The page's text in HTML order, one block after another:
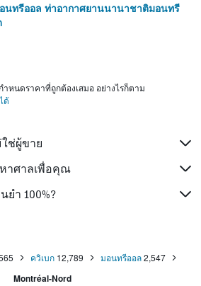
นทรีออล ท่าอากาศยานนานาชาติมอนทรี
ำหนดราคาที่ถูกต้องเสมอ อย่างไรก็ตาม
ด้
ใช่ผู้ขาย
าศาลเพื่อคุณ
ำ 100%?
ควิเบก 12,789 มอนทรีออล 2,547
Montréal-Nord